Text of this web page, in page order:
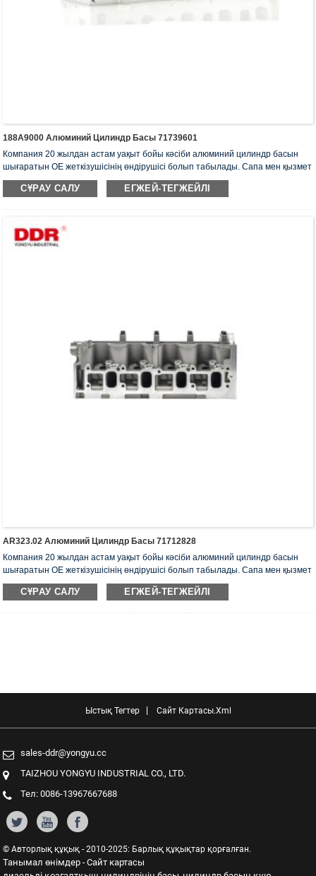
188A9000 Алюминий Цилиндр Басы 71739601
Компания 20 жылдан астам уақыт бойы кәсіби алюминий цилиндр басын
шығаратын OE жеткізушісінің өндірушісі болып табылады. Сапа мен қызмет
көрсетуге баса назар аударады. Цилиндр басы ISO16949 аутентификация
сертификатына, «Жоғары тығыздағыш цилиндр басы», «Цилиндр басының
СҰРАУ САЛУ ЕГЖЕЙ-ТЕГЖЕЙЛІ
AR323.02 Алюминий Цилиндр Басы 71712828
Компания 20 жылдан астам уақыт бойы кәсіби алюминий цилиндр басын
шығаратын OE жеткізушісінің өндірушісі болып табылады. Сапа мен қызмет
көрсетуге баса назар аударады. Цилиндр басы ISO16949 аутентификация
сертификатына, «Жоғары тығыздағыш цилиндр басы», «Цилиндр басының
СҰРАУ САЛУ ЕГЖЕЙ-ТЕГЖЕЙЛІ
Ыстық Тегтер Сайт Картасы.xml
sales-ddr@yongyu.cc
TAIZHOU YONGYU INDUSTRIAL CO., LTD.
Тел: 0086-13967667688
© Авторлық құқық - 2010-2025: Барлық құқықтар қорғалған.
Танымал өнімдер -Сайт картасы